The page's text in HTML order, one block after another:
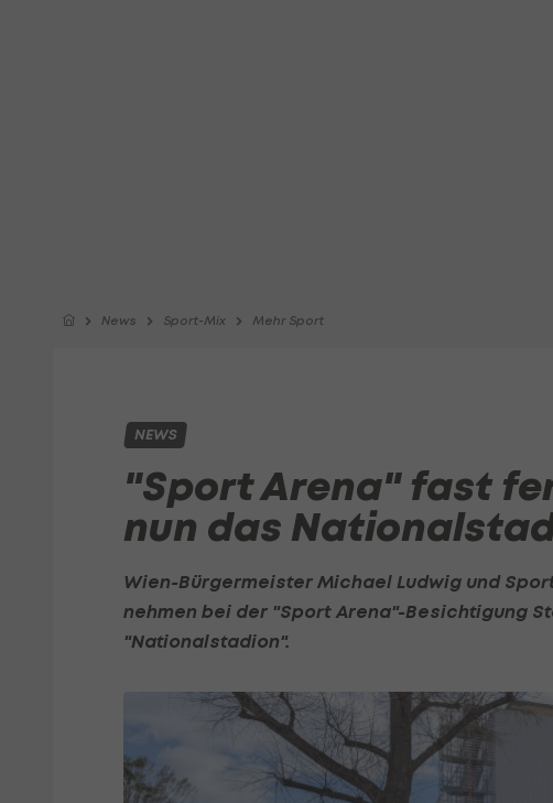
News Sport-Mix Mehr Sport
NEWS
"Sport Arena" fast
nun das
Wien-Bürgermeister Michael Ludwig und
nehmen bei der "Sport Arena"-Besichtigung
"Nationalstadion".